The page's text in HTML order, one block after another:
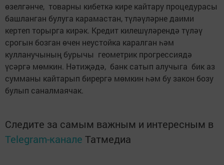
өзелгәнче, товарны кибеткә кире кайтару процедурасы
башланган булуга карамастан, түләүләрне даими
кертеп торырга кирәк. Кредит килешүләрендә түләү
срогын боз­ган өчен неустойка каралган һәм
кулланучының бурычы геометрик прогрессиядә
үсәргә мөмкин. Нәтиҗәдә, банк сатып алучыга бик аз
сумманы кайтарып бирергә мөмкин һәм бу закон бозу
булып саналмая­чак.
Следите за самым важным и интересным в
Telegram-канале Татмедиа